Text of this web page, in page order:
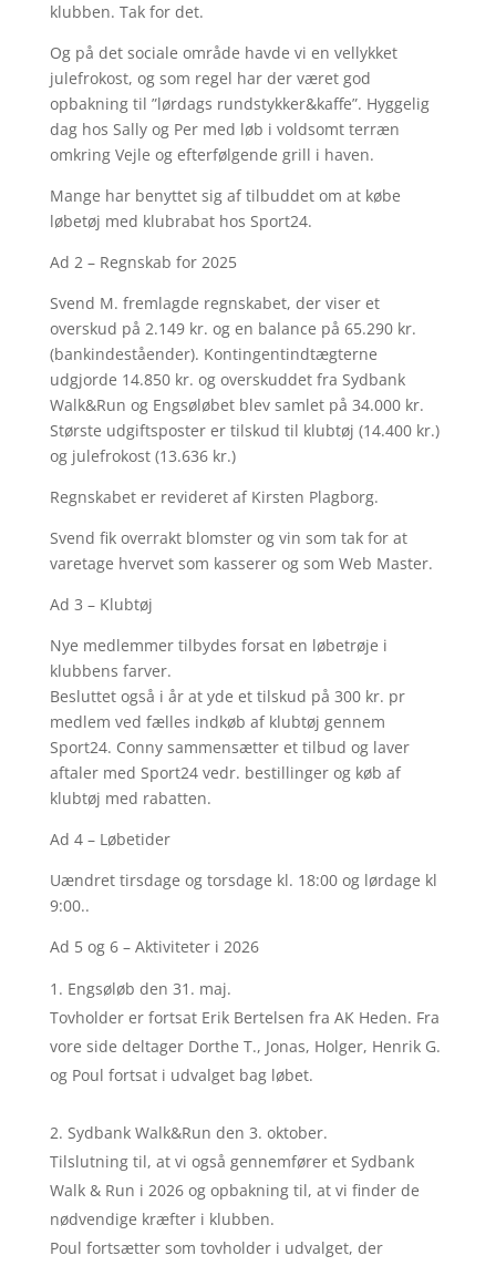
klubben. Tak for det.
Og på det sociale område havde vi en vellykket
julefrokost, og som regel har der været god
opbakning til ”lørdags rundstykker&kaffe”. Hyggelig
dag hos Sally og Per med løb i voldsomt terræn
omkring Vejle og efterfølgende grill i haven.
Mange har benyttet sig af tilbuddet om at købe
løbetøj med klubrabat hos Sport24.
Ad 2 – Regnskab for 2025
Svend M. fremlagde regnskabet, der viser et
overskud på 2.149 kr. og en balance på 65.290 kr.
(bankindeståender). Kontingentindtægterne
udgjorde 14.850 kr. og overskuddet fra Sydbank
Walk&Run og Engsøløbet blev samlet på 34.000 kr.
Største udgiftsposter er tilskud til klubtøj (14.400 kr.)
og julefrokost (13.636 kr.)
Regnskabet er revideret af Kirsten Plagborg.
Svend fik overrakt blomster og vin som tak for at
varetage hvervet som kasserer og som Web Master.
Ad 3 – Klubtøj
Nye medlemmer tilbydes forsat en løbetrøje i
klubbens farver.
Besluttet også i år at yde et tilskud på 300 kr. pr
medlem ved fælles indkøb af klubtøj gennem
Sport24. Conny sammensætter et tilbud og laver
aftaler med Sport24 vedr. bestillinger og køb af
klubtøj med rabatten.
Ad 4 – Løbetider
Uændret tirsdage og torsdage kl. 18:00 og lørdage kl
9:00..
Ad 5 og 6 – Aktiviteter i 2026
Engsøløb den 31. maj.
Tovholder er fortsat Erik Bertelsen fra AK Heden. Fra
vore side deltager Dorthe T., Jonas, Holger, Henrik G.
og Poul fortsat i udvalget bag løbet.
Sydbank Walk&Run den 3. oktober.
Tilslutning til, at vi også gennemfører et Sydbank
Walk & Run i 2026 og opbakning til, at vi finder de
nødvendige kræfter i klubben.
Poul fortsætter som tovholder i udvalget, der